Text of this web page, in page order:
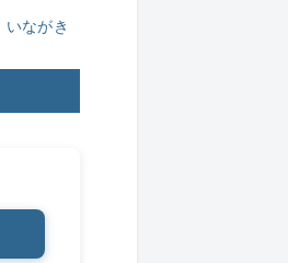
いながき